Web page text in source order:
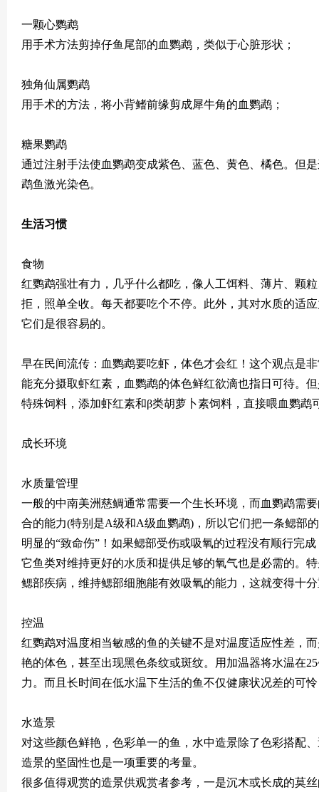
一颗心鹦鹉
用手术方法剪掉仔鱼尾部的血鹦鹉，类似于心脏形状；
独角仙属鹦鹉
用手术的方法，将小背鳍前缘剪成犀牛角的血鹦鹉；
糖果鹦鹉
通过注射手法使血鹦鹉变成紫色、蓝色、黄色、橘色。但
鹉鱼激光染色。
生活习惯
食物
红鹦鹉强壮有力，几乎什么都吃，像人工饵料、薄片、颗
拒，照单全收。每天都要吃个不停。此外，其对水质的适
它们是很容易的。
早在民间流传：血鹦鹉要吃虾，体色才会红！这个观点是
能充分摄取虾红素，血鹦鹉的体色鲜红欲滴也指日可待。
特殊饲料，添加虾红素和β类胡萝卜素饲料，直接喂血鹦鹉
成长环境
水质量管理
一般的中南美洲慈鲷通常需要一个生长环境，而血鹦鹉需
合的能力(特别是A级和A级血鹦鹉)，所以它们把一条鳃部
明显的“致命伤”！如果鳃部受伤或吸氧的过程没有顺行完
它鱼类对维持更好的水质和提供足够的氧气也是必需的。
鳃部疾病，维持鳃部细胞能有效吸氧的能力，这就变得十
控温
红鹦鹉对温度相当敏感的鱼的关键不是对温度适应性差，
艳的体色，甚至出现黑色条纹或斑纹。用加温器将水温在
力。而且长时间在低水温下生活的鱼不仅健康状况差的可
水造景
对这些颜色鲜艳，色彩单一的鱼，水中造景除了色彩搭配
造景的坚固性也是一项重要的考量。
很多值得观赏的造景供观赏者参考，一是沉木或长成的莫